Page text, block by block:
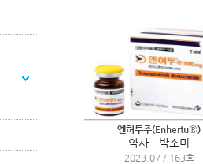
엔허투주(Enhertu®)
약사 - 박소미
2023.07 / 163호